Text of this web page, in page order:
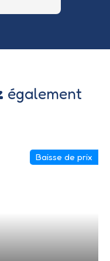
également
Baisse de prix